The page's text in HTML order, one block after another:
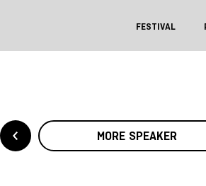
FESTIVAL
MORE SPEAKER